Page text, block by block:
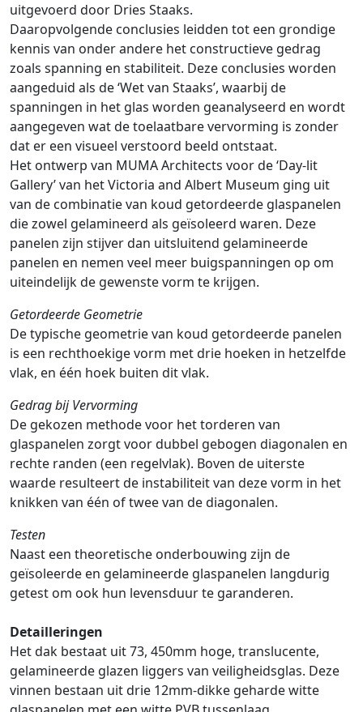
uitgevoerd door Dries Staaks.
Daaropvolgende conclusies leidden tot een grondige
kennis van onder andere het constructieve gedrag
zoals spanning en stabiliteit. Deze conclusies worden
aangeduid als de ‘Wet van Staaks’, waarbij de
spanningen in het glas worden geanalyseerd en wordt
aangegeven wat de toelaatbare vervorming is zonder
dat er een visueel verstoord beeld ontstaat.
Het ontwerp van MUMA Architects voor de ‘Day-lit
Gallery’ van het Victoria and Albert Museum ging uit
van de combinatie van koud getordeerde glaspanelen
die zowel gelamineerd als geïsoleerd waren. Deze
panelen zijn stijver dan uitsluitend gelamineerde
panelen en nemen veel meer buigspanningen op om
uiteindelijk de gewenste vorm te krijgen.
Getordeerde Geometrie
De typische geometrie van koud getordeerde panelen
is een rechthoekige vorm met drie hoeken in hetzelfde
vlak, en één hoek buiten dit vlak.
Gedrag bij Vervorming
De gekozen methode voor het torderen van
glaspanelen zorgt voor dubbel gebogen diagonalen en
rechte randen (een regelvlak). Boven de uiterste
waarde resulteert de instabiliteit van deze vorm in het
knikken van één of twee van de diagonalen.
Testen
Naast een theoretische onderbouwing zijn de
geïsoleerde en gelamineerde glaspanelen langdurig
getest om ook hun levensduur te garanderen.
Detailleringen
Het dak bestaat uit 73, 450mm hoge, translucente,
gelamineerde glazen liggers van veiligheidsglas. Deze
vinnen bestaan uit drie 12mm-dikke geharde witte